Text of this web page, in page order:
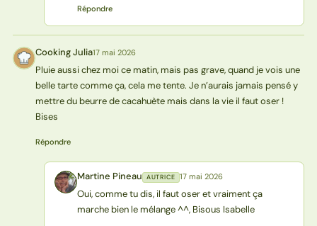
Répondre
CJ Cooking Julia17 mai 2026
Pluie aussi chez moi ce matin, mais pas grave, quand je vois une
belle tarte comme ça, cela me tente. Je n’aurais jamais pensé y
mettre du beurre de cacahuète mais dans la vie il faut oser !
Bises
Répondre
MP Martine Pineau AUTRICE 17 mai 2026
Oui, comme tu dis, il faut oser et vraiment ça
marche bien le mélange ^^, Bisous Isabelle